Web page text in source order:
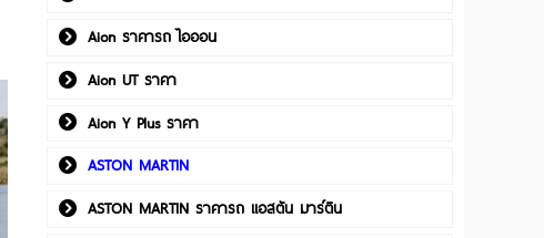
Aion ราคารถ ไอออน
Aion UT ราคา
Aion Y Plus ราคา
ASTON MARTIN
ASTON MARTIN ราคารถ แอสตัน มาร์ติน